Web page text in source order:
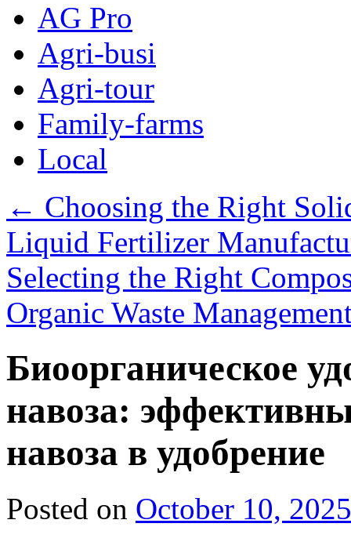
AG Pro
Agri-busi
Agri-tour
Family-farms
Local
← Choosing the Right
Liquid Fertilizer
Selecting the Right
Organic Waste
Биоорганическое
навоза:
навоза в удобрение
Posted on October 10, 2025